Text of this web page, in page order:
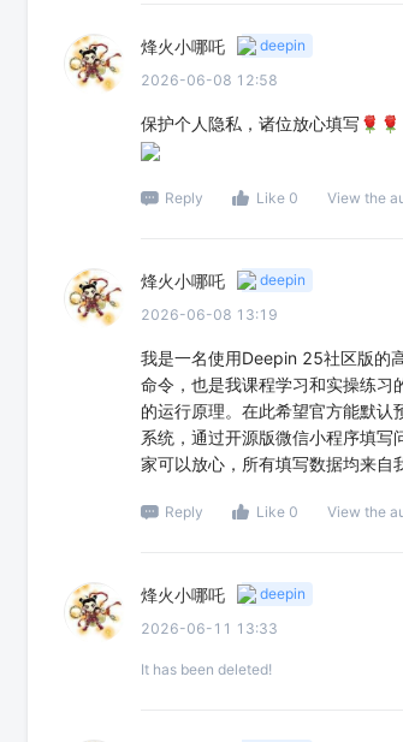
烽火小哪吒
deepin
2026-06-08 12:58
保护个人隐私，诸位放心填写🌹🌹
Reply Like 0 View the
烽火小哪吒
deepin
2026-06-08 13:19
我是一名使用Deepin 25社区版的
命令，也是我课程学习和实操练习
的运行原理。在此希望官方能默
系统，通过开源版微信小程序填
家可以放心，所有填写数据均来自
Reply Like 0 View the
烽火小哪吒
deepin
2026-06-11 13:33
It has been deleted!